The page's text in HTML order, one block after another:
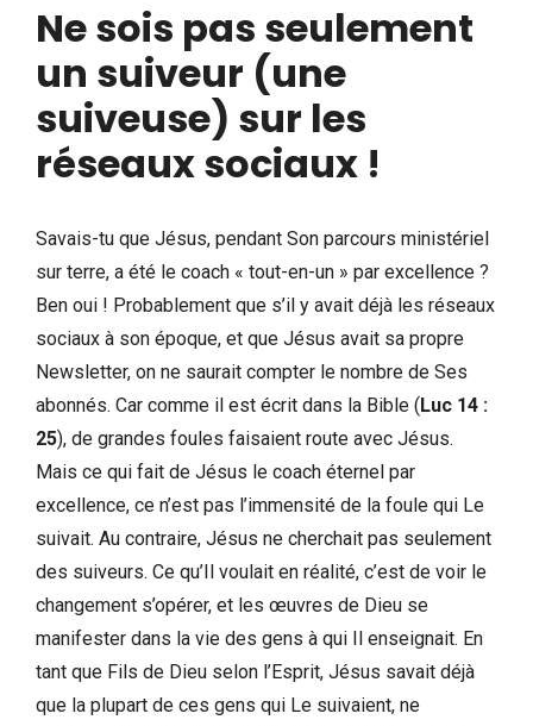
Ne sois pas seulement
un suiveur (une
suiveuse) sur les
réseaux sociaux !
Savais-tu que Jésus, pendant Son parcours ministériel
sur terre, a été le coach « tout-en-un » par excellence ?
Ben oui ! Probablement que s’il y avait déjà les réseaux
sociaux à son époque, et que Jésus avait sa propre
Newsletter, on ne saurait compter le nombre de Ses
abonnés. Car comme il est écrit dans la Bible ( Luc 14 :
25), de grandes foules faisaient route avec Jésus.
Mais ce qui fait de Jésus le coach éternel par
excellence, ce n’est pas l’immensité de la foule qui Le
suivait. Au contraire, Jésus ne cherchait pas seulement
des suiveurs. Ce qu’Il voulait en réalité, c’est de voir le
changement s’opérer, et les œuvres de Dieu se
manifester dans la vie des gens à qui Il enseignait. En
tant que Fils de Dieu selon l’Esprit, Jésus savait déjà
que la plupart de ces gens qui Le suivaient, ne